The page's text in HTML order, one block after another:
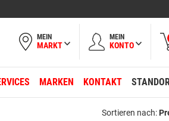
MEIN
MARKT
MEIN
KONTO
MARKEN KONTAKT
Sortieren nach: